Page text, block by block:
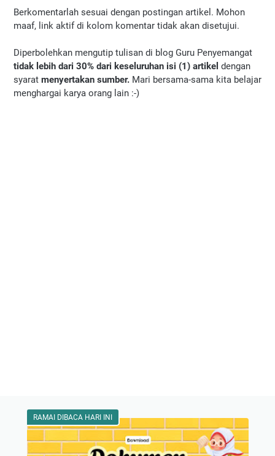
Berkomentarlah sesuai dengan postingan artikel. Mohon
maaf, link aktif di kolom komentar tidak akan disetujui.
Diperbolehkan mengutip tulisan di blog Guru Penyemangat
tidak lebih dari 30% dari keseluruhan isi (1) artikel dengan
syarat menyertakan sumber. Mari bersama-sama kita belajar
menghargai karya orang lain :-)
RAMAI DIBACA HARI INI